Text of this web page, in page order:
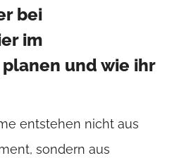
bei
im
und wie ihr
entstehen nicht aus
sondern aus